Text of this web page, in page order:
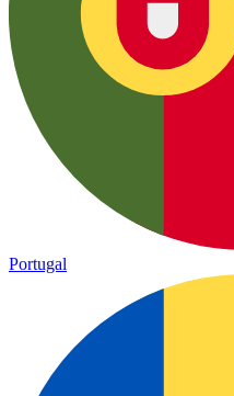
Portugal